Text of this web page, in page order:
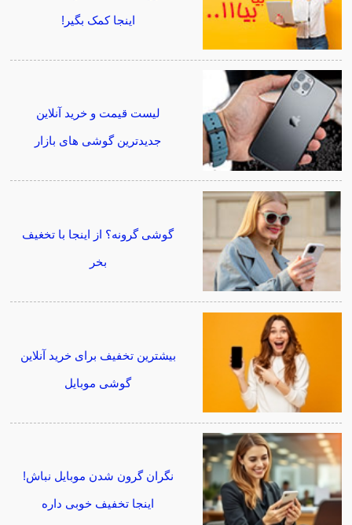
اینجا کمک بگیر!
لیست قیمت و خرید آنلاین
جدیدترین گوشی های بازار
گوشی گرونه؟ از اینجا با تخغیف
بخر
بیشترین تخفیف برای خرید آنلاین
گوشی موبایل
نگران گرون شدن موبایل نباش!
اینجا تخفیف خوبی داره